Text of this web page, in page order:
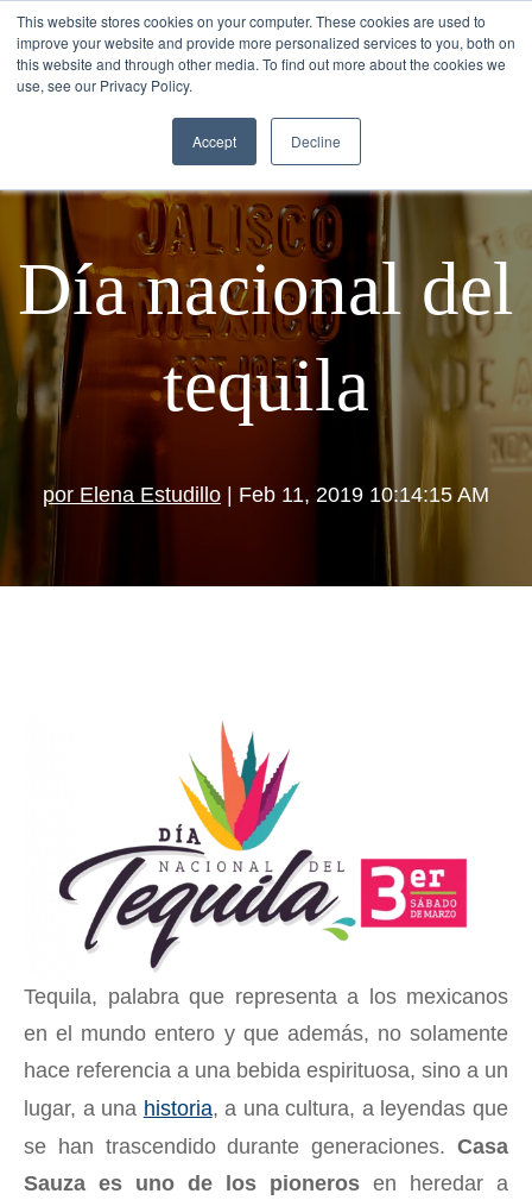
This website stores cookies on your computer. These cookies are used to
improve your website and provide more personalized services to you, both on
this website and through other media. To find out more about the cookies we
use, see our Privacy Policy.
Accept Decline
Día nacional del
tequila
por Elena Estudillo | Feb 11, 2019 10:14:15 AM
Tequila, palabra que representa a los mexicanos
en el mundo entero y que además, no solamente
hace referencia a una bebida espirituosa, sino a un
lugar, a una historia, a una cultura, a leyendas que
se han trascendido durante generaciones. Casa
Sauza es uno de los pioneros en heredar a